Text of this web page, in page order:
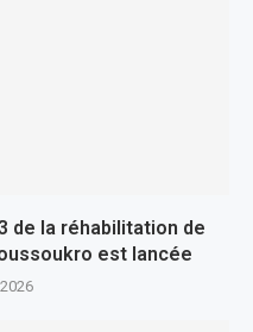
3 de la réhabilitation de
est lancée